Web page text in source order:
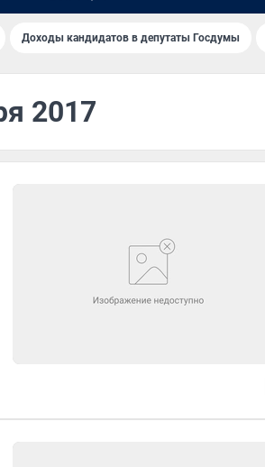
Доходы кандидатов в депутаты Госдумы
2017